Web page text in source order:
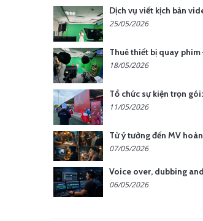
25/05/2026
18/05/2026
11/05/2026
07/05/2026
06/05/2026